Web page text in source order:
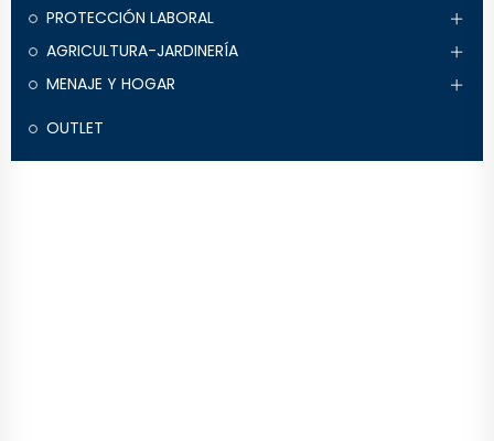
PROTECCIÓN LABORAL
AGRICULTURA-JARDINERÍA
MENAJE Y HOGAR
OUTLET